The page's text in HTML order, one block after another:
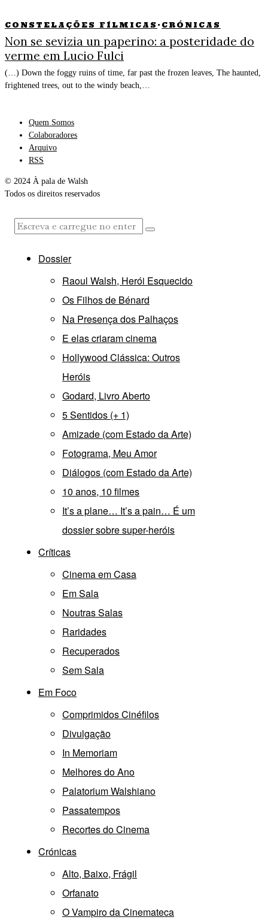
CONSTELAÇÕES FÍLMICAS · CRÓNICAS
Non se sevizia un paperino: a posteridade do
verme em Lucio Fulci
(…) Down the foggy ruins of time, far past the frozen leaves, The haunted,
frightened trees, out to the windy beach,…
Quem Somos
Colaboradores
Arquivo
RSS
© 2024 À pala de Walsh
Todos os direitos reservados
Dossier
Raoul Walsh, Herói Esquecido
Os Filhos de Bénard
Na Presença dos Palhaços
E elas criaram cinema
Hollywood Clássica: Outros
Heróis
Godard, Livro Aberto
5 Sentidos (+ 1)
Amizade (com Estado da Arte)
Fotograma, Meu Amor
Diálogos (com Estado da Arte)
10 anos, 10 filmes
It’s a plane… It’s a pain… É um
dossier sobre super-heróis
Críticas
Cinema em Casa
Em Sala
Noutras Salas
Raridades
Recuperados
Sem Sala
Em Foco
Comprimidos Cinéfilos
Divulgação
In Memoriam
Melhores do Ano
Palatorium Walshiano
Passatempos
Recortes do Cinema
Crónicas
Alto, Baixo, Frágil
Orfanato
O Vampiro da Cinemateca